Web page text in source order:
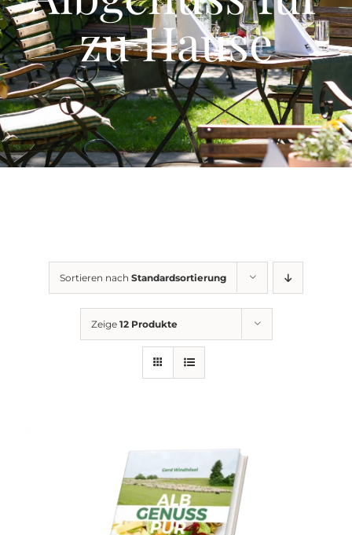
Events
Gutscheine
Schwäbische Alb
News
zu Hause
Sortieren nach Standardsortierung
Zeige 12 Produkte